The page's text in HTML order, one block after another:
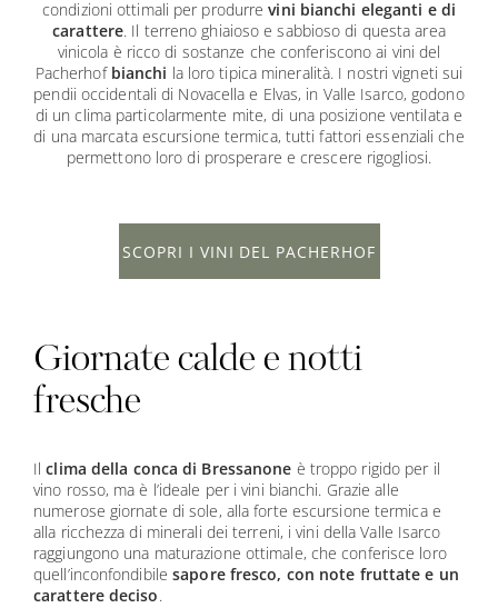
condizioni ottimali per produrrevini bianchi eleganti e di
carattere. Il terreno ghiaioso e sabbioso di questa area
vinicola è ricco di sostanze che conferiscono ai vini del
Pacherhofbianchi la loro tipica mineralità. I nostri vigneti sui
pendii occidentali di Novacella e Elvas, in Valle Isarco, godono
di un clima particolarmente mite, di una posizione ventilata e
di una marcata escursione termica, tutti fattori essenziali che
permettono loro di prosperare e crescere rigogliosi.
SCOPRI I VINI DEL PACHERHOF
Giornate calde e notti
fresche
Ilclima della conca di Bressanone è troppo rigido per il
vino rosso, ma è l’ideale per i vini bianchi. Grazie alle
numerose giornate di sole, alla forte escursione termica e
alla ricchezza di minerali dei terreni, i vini della Valle Isarco
raggiungono una maturazione ottimale, che conferisce loro
quell’inconfondibilesapore fresco, con note fruttate e un
carattere deciso.